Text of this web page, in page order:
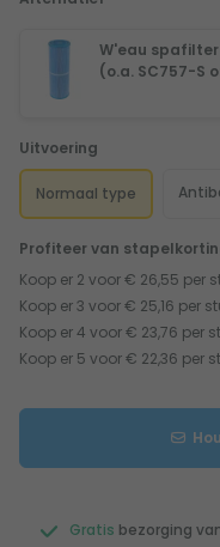
W'eau
(o.a. SC757-S
Uitvoering
Normaal type
Profiteer van
Koop er 2 voor € 26,55 per
Koop er 3 voor € 25,16 per
Koop er 4 voor € 23,76 per
Koop er 5 voor € 22,36 per
Gratis bezorging